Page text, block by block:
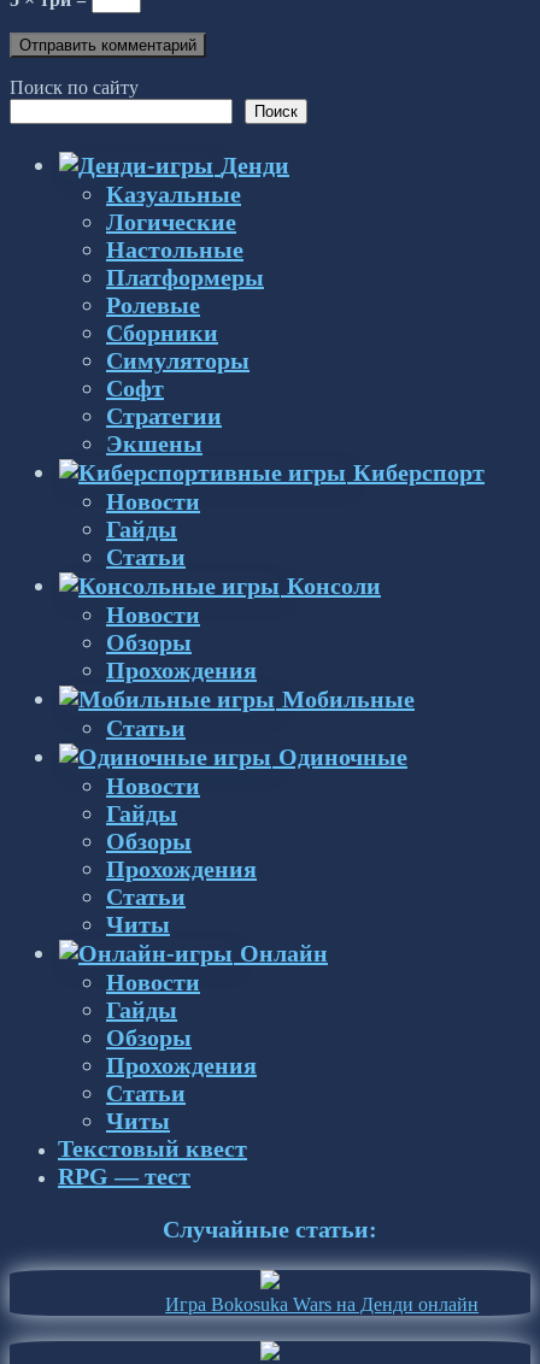
Поиск по сайту
Поиск
Денди
Казуальные
Логические
Настольные
Платформеры
Ролевые
Сборники
Симуляторы
Софт
Стратегии
Экшены
Киберспорт
Новости
Гайды
Статьи
Консоли
Новости
Обзоры
Прохождения
Мобильные
Статьи
Одиночные
Новости
Гайды
Обзоры
Прохождения
Статьи
Читы
Онлайн
Новости
Гайды
Обзоры
Прохождения
Статьи
Читы
Текстовый квест
RPG — тест
Случайные статьи:
Игра Bokosuka Wars на Денди онлайн